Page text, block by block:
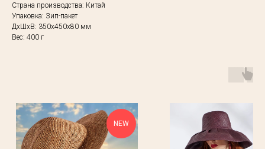
Страна производства: Китай
Упаковка: Зип-пакет
ДxШxВ: 350x450x80 мм
Вес: 400 г
NEW